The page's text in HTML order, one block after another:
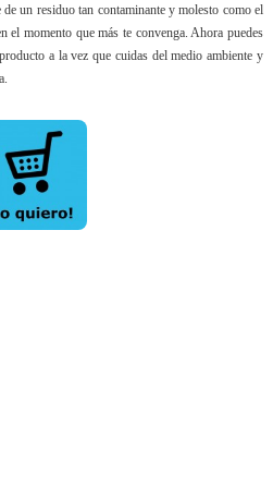
de un residuo tan contaminante y molesto como el
el momento que más te convenga. Ahora puedes
a la vez que cuidas del medio ambiente y